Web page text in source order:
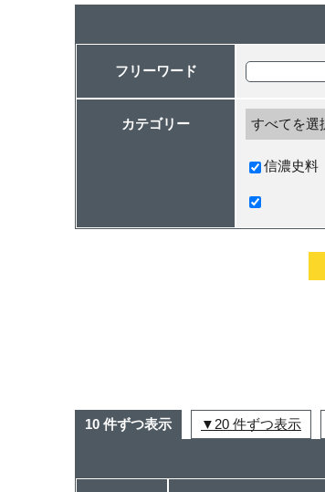
フリーワード
カテゴリー すべてを選
信濃史料
10 件ずつ表示 20 件ずつ表示